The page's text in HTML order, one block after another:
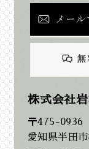
2025年11月
2025年10月
2025年9月
2025年8月
株式会社
〒475-0936
愛知県半田